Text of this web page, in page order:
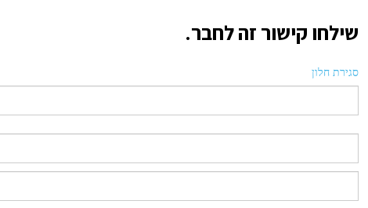
שילחו קישור זה לחבר.
סגירת חלון